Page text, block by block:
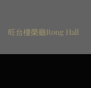
旺台樓榮廳Rong Hall